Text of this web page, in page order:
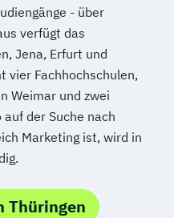
- über
verfügt das
Jena, Erfurt und
vier Fachhochschulen,
Weimar und zwei
der Suche nach
Marketing ist, wird in
Thüringen